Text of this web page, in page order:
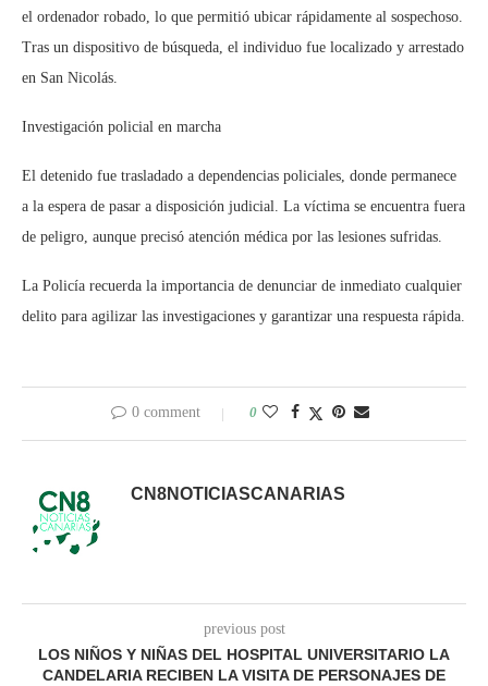
el ordenador robado, lo que permitió ubicar rápidamente al sospechoso.
Tras un dispositivo de búsqueda, el individuo fue localizado y arrestado
en San Nicolás.
Investigación policial en marcha
El detenido fue trasladado a dependencias policiales, donde permanece
a la espera de pasar a disposición judicial. La víctima se encuentra fuera
de peligro, aunque precisó atención médica por las lesiones sufridas.
La Policía recuerda la importancia de denunciar de inmediato cualquier
delito para agilizar las investigaciones y garantizar una respuesta rápida.
0 comment 0
CN8NOTICIASCANARIAS
previous post
LOS NIÑOS Y NIÑAS DEL HOSPITAL UNIVERSITARIO LA
CANDELARIA RECIBEN LA VISITA DE PERSONAJES DE